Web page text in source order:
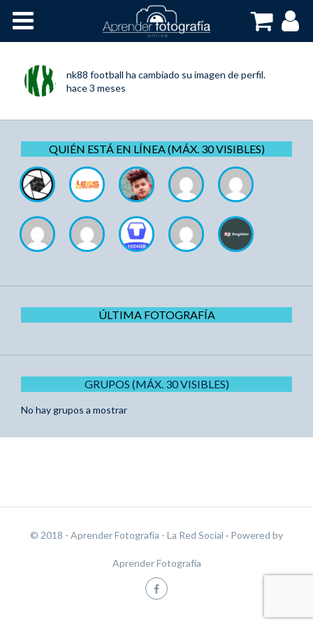
Cursos OnLine
nk88 football ha cambiado su imagen de perfil.
hace 3 meses
QUIÉN ESTÁ EN LÍNEA (MÁX. 30 VISIBLES)
ÚLTIMA FOTOGRAFÍA
GRUPOS (MÁX. 30 VISIBLES)
No hay grupos a mostrar
© 2018 - Aprender Fotografía - La Red Social · Powered by
Aprender Fotografía